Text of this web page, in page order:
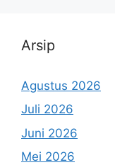
Arsip
Agustus 2026
Juli 2026
Juni 2026
Mei 2026